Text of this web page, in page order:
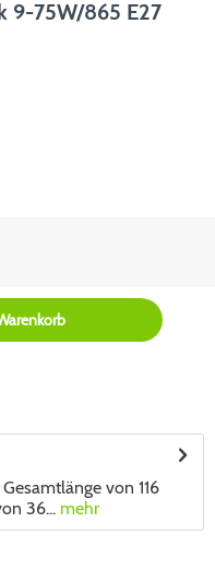
9-75W/865 E27
von 116
36... mehr